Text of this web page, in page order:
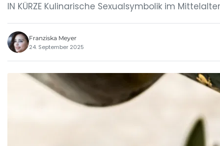
IN KÜRZE Kulinarische Sexualsymbolik im
Franziska Meyer
24. September 2025